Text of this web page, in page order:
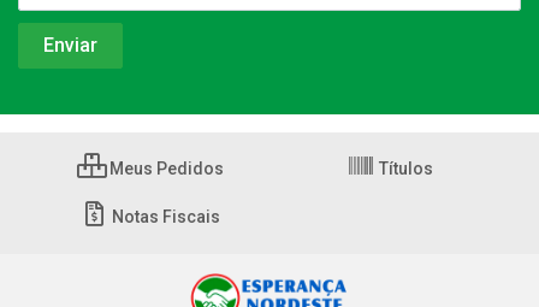
Meus Pedidos Títulos
Notas Fiscais